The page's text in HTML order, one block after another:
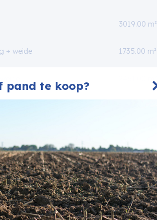
pand te koop?
3019.00 m²
+ weide 1735.00 m²